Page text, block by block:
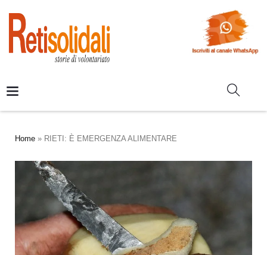
Home » RIETI: È EMERGENZA ALIMENTARE